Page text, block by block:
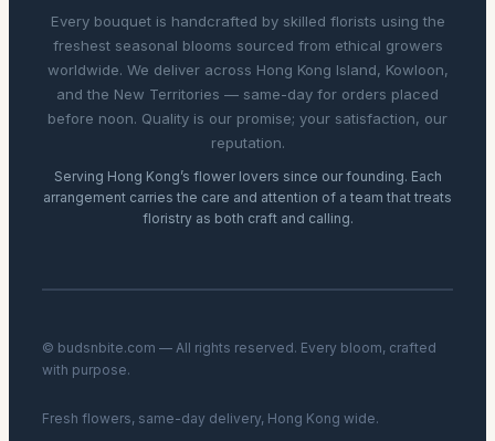
Every bouquet is handcrafted by skilled florists using the
freshest seasonal blooms sourced from ethical growers
worldwide. We deliver across Hong Kong Island, Kowloon,
and the New Territories — same-day for orders placed
before noon. Quality is our promise; your satisfaction, our
reputation.
Serving Hong Kong’s flower lovers since our founding. Each
arrangement carries the care and attention of a team that treats
floristry as both craft and calling.
© budsnbite.com — All rights reserved. Every bloom, crafted
with purpose.
Fresh flowers, same-day delivery, Hong Kong wide.